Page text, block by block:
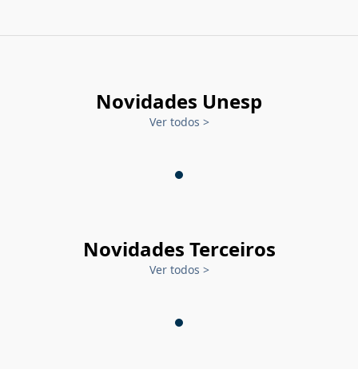
Novidades Unesp
Ver todos >
Novidades Terceiros
Ver todos >